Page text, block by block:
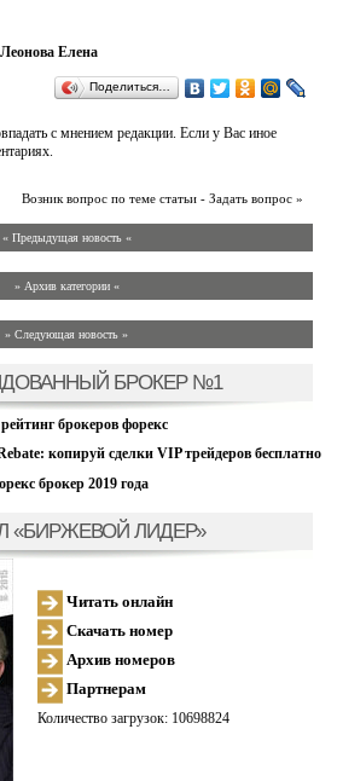
Леонова Елена
Поделиться…
с мнением редакции. Если у Вас иное
Возник вопрос по теме статьи - Задать вопрос »
« Предыдущая новость «
» Архив категории «
» Следующая новость »
БРОКЕР №1
брокеров форекс
копируй сделки VIP трейдеров бесплатно
брокер 2019 года
«БИРЖЕВОЙ ЛИДЕР»
Читать онлайн
Скачать номер
Архив номеров
Партнерам
Количество загрузок: 10698824